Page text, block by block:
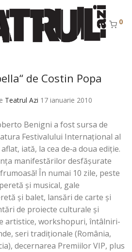
0
de Costin Popa
Teatrul Azi 17 ianuarie 2010
Benigni a fost sursa de
Festivalului Internaţional al
iată, la cea de‑a doua ediţie.
manifestărilor desfăşurate
În numai 10 zile, peste
şi musical, gale
şi balet, lansări de carte şi
de proiecte culturale şi
artistice, workshopuri, întâlniri-
seri tradiţionale (România,
decernarea Premiilor VIP, plus